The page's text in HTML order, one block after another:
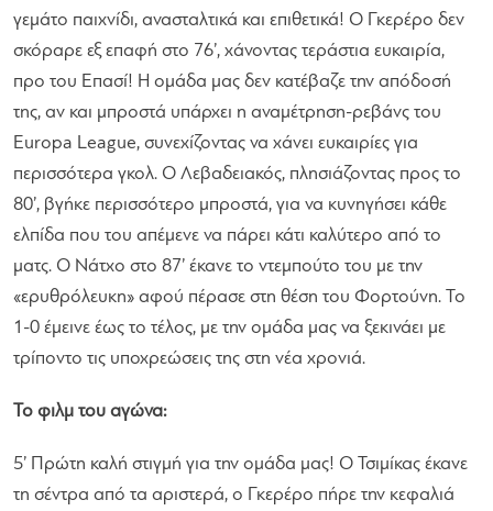
γεμάτο παιχνίδι, ανασταλτικά και επιθετικά! Ο Γκερέρο δεν
σκόραρε εξ επαφή στο 76’, χάνοντας τεράστια ευκαιρία,
προ του Επασί! Η ομάδα μας δεν κατέβαζε την απόδοσή
της, αν και μπροστά υπάρχει η αναμέτρηση-ρεβάνς του
Europa League, συνεχίζοντας να χάνει ευκαιρίες για
περισσότερα γκολ. Ο Λεβαδειακός, πλησιάζοντας προς το
80’, βγήκε περισσότερο μπροστά, για να κυνηγήσει κάθε
ελπίδα που του απέμενε να πάρει κάτι καλύτερο από το
ματς. Ο Νάτχο στο 87’ έκανε το ντεμπούτο του με την
«ερυθρόλευκη» αφού πέρασε στη θέση του Φορτούνη. Το
1-0 έμεινε έως το τέλος, με την ομάδα μας να ξεκινάει με
τρίποντο τις υποχρεώσεις της στη νέα χρονιά.
Το φιλμ του αγώνα:
5’ Πρώτη καλή στιγμή για την ομάδα μας! Ο Τσιμίκας έκανε
τη σέντρα από τα αριστερά, ο Γκερέρο πήρε την κεφαλιά